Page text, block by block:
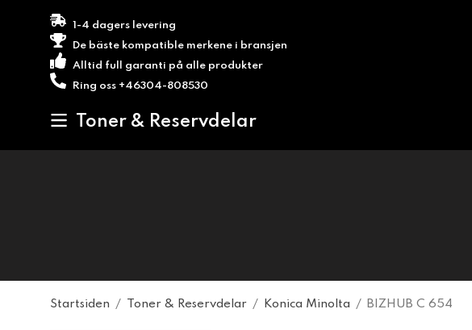
1-4 dagers levering
De bäste kompatible merkene i bransjen
Alltid full garanti på alle produkter
Ring oss +46304-808530
Toner & Reservdelar
Startsiden / Toner & Reservdelar / Konica Minolta / BIZHUB C 654